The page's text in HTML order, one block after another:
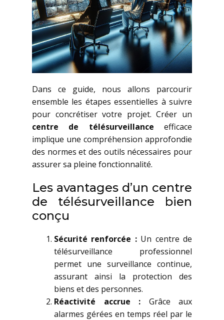
Dans ce guide, nous allons parcourir
ensemble les étapes essentielles à suivre
pour concrétiser votre projet. Créer un
centre de télésurveillance efficace
implique une compréhension approfondie
des normes et des outils nécessaires pour
assurer sa pleine fonctionnalité.
Les avantages d’un centre
de télésurveillance bien
conçu
Sécurité renforcée :Un centre de
télésurveillance professionnel
permet une surveillance continue,
assurant ainsi la protection des
biens et des personnes.
Réactivité accrue : Grâce aux
alarmes gérées en temps réel par le